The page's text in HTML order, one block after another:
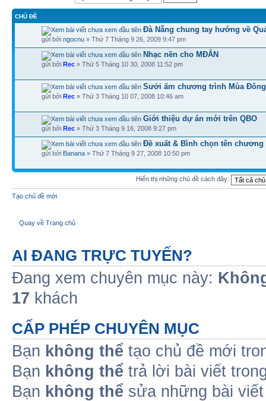
CHỦ ĐỀ
Đà Nẵng chung tay hướng về
gửi bởi ngocnu » Thứ 7 Tháng 9 26, 2009 9:47 pm
Nhạc nền cho MĐÂN
gửi bởi Rec » Thứ 5 Tháng 10 30, 2008 11:52 pm
Sưởi ấm chương trình Mùa
gửi bởi Rec » Thứ 3 Tháng 10 07, 2008 10:46 am
Giới thiệu dự án mới trên QBO
gửi bởi Rec » Thứ 3 Tháng 9 16, 2008 9:27 pm
Đề xuất & Bình chọn tên chương
gửi bởi Banana » Thứ 7 Tháng 9 27, 2008 10:50 pm
Hiển thị những chủ đề cách đây:
Tạo chủ đề mới
Quay về Trang chủ
AI ĐANG TRỰC TUYẾN?
Đang xem chuyên mục này:
17 khách
CẤP PHÉP CHUYÊN MỤC
Bạn không thể tạo chủ đề mới
Bạn không thể trả lời bài viết
Bạn không thể sửa những bài